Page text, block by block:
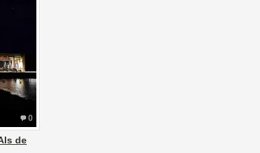
0
de